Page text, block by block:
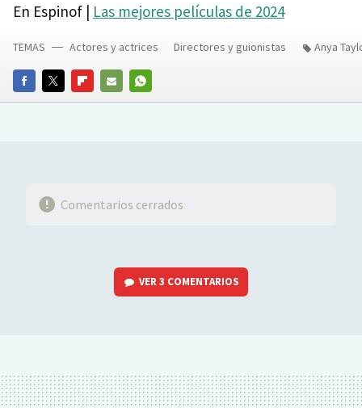
En Espinof | Las mejores películas de 2024
FACEBOOKTWITTERFLIPBOARD
E-
WHATSAPP
TEMAS Actores y actrices Directores y guionistas Anya
Comentarios cerrados
VER3 COMENTARIOS